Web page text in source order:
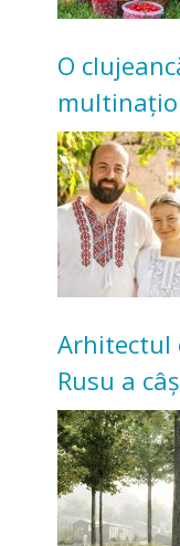
O
Acum
bunicilor
Arhitectul
Rusu a